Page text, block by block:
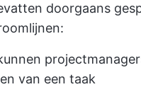
doorgaans
van een taak